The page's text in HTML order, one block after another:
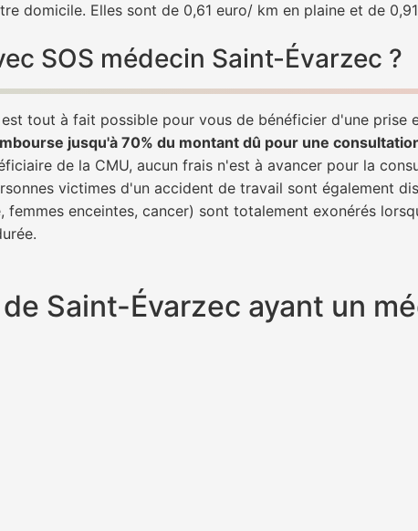
domicile. Elles sont de 0,61 euro/ km en plaine et de
SOS médecin Saint-Évarzec ?
tout à fait possible pour vous de bénéficier d'une prise
jusqu'à 70% du montant dû pour une
de la CMU, aucun frais n'est à avancer pour la
victimes d'un accident de travail sont également
enceintes, cancer) sont totalement exonérés
Saint-Évarzec ayant un